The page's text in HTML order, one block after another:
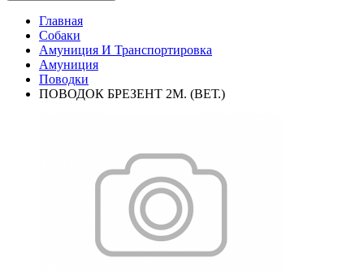
Главная
Собаки
Амуниция И Транспортировка
Амуниция
Поводки
ПОВОДОК БРЕЗЕНТ 2М. (ВЕТ.)